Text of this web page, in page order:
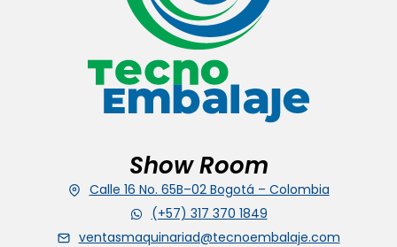
Show Room
Calle 16 No. 65B–02 Bogotá – Colombia
(+57) 317 370 1849
ventasmaquinariad@tecnoembalaje.com